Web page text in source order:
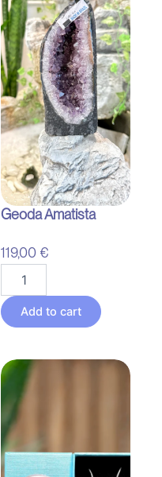
Geoda Amatista
119,00 €
Amatista
quantity
Add to cart